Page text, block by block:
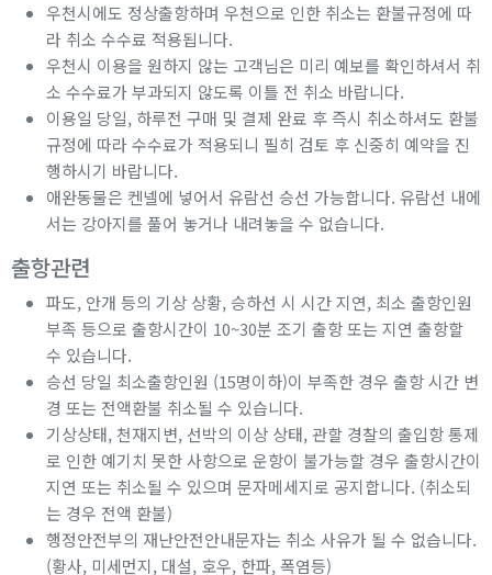
우천시에도 정상출항하며 우천으로 인한 취소는 환불규정에 따
라 취소 수수료 적용됩니다.
우천시 이용을 원하지 않는 고객님은 미리 예보를 확인하셔서 취
소 수수료가 부과되지 않도록 이틀 전 취소 바랍니다.
이용일 당일, 하루전 구매 및 결제 완료 후 즉시 취소하셔도 환불
규정에 따라 수수료가 적용되니 필히 검토 후 신중히 예약을 진
행하시기 바랍니다.
애완동물은 켄넬에 넣어서 유람선 승선 가능합니다. 유람선 내에
서는 강아지를 풀어 놓거나 내려놓을 수 없습니다.
출항관련
파도, 안개 등의 기상 상황, 승하선 시 시간 지연, 최소 출항인원
부족 등으로 출항시간이 10~30분 조기 출항 또는 지연 출항할
수 있습니다.
승선 당일 최소출항인원 (15명이하)이 부족한 경우 출항 시간 변
경 또는 전액환불 취소될 수 있습니다.
기상상태, 천재지변, 선박의 이상 상태, 관할 경찰의 출입항 통제
로 인한 예기치 못한 사항으로 운항이 불가능할 경우 출항시간이
지연 또는 취소될 수 있으며 문자메세지로 공지합니다. (취소되
는 경우 전액 환불)
행정안전부의 재난안전안내문자는 취소 사유가 될 수 없습니다.
(황사, 미세먼지, 대설, 호우, 한파, 폭염등)